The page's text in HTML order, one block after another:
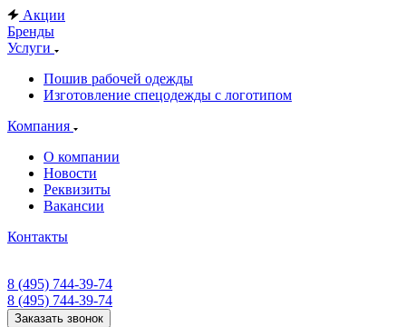
Акции
Бренды
Услуги
Пошив рабочей одежды
Изготовление спецодежды с логотипом
Компания
О компании
Новости
Реквизиты
Вакансии
Контакты
8 (495) 744-39-74
8 (495) 744-39-74
Заказать звонок